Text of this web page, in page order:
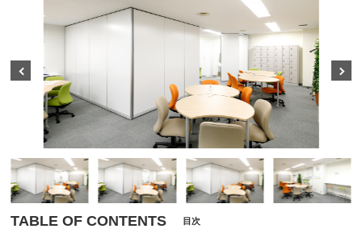
TABLE OF CONTENTS 目次